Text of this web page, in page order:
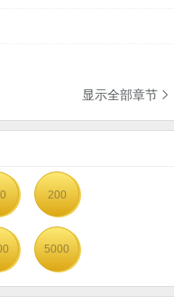
显示全部章节
200
5000